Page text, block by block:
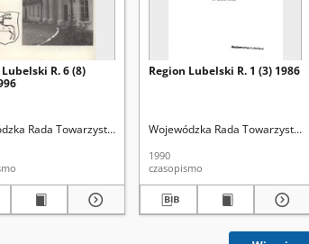
Lublinie
R. 6 (8)
Rada Towarzystw Regionalnych w Lublinie
Region Lubelski R. 1 (3) 1986
Wojewódzka Rada Towarzystw
1990
czasopismo